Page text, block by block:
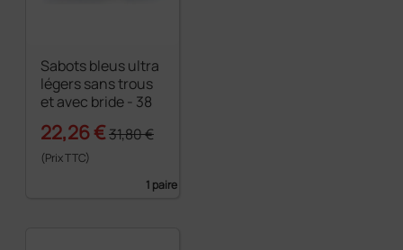
Sabots bleus ultra
légers sans trous
et avec bride - 38
22,26 €31,80 €
(Prix TTC)
1 paire